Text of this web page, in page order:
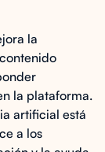
la
la plataforma.
artificial está
a los